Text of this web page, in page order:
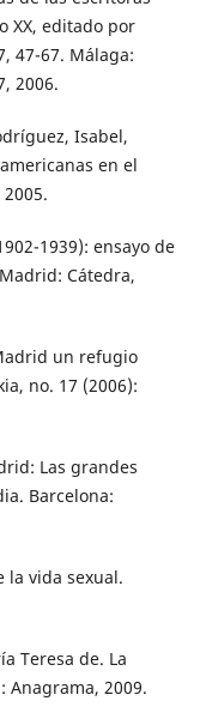
XX, editado por
47-67. Málaga:
2006.
Isabel,
en el
1939): ensayo de
Cátedra,
un refugio
no. 17 (2006):
Las grandes
Barcelona:
la vida sexual.
Teresa de. La
Anagrama, 2009.